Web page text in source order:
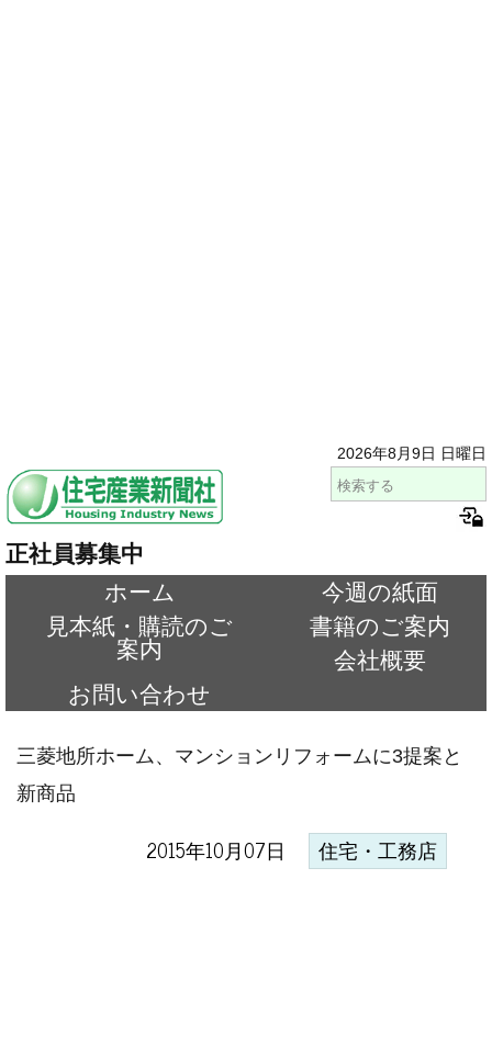
2026年8月9日 日曜日
正社員募集中
ホーム
今週の紙面
見本紙・購読のご
案内
書籍のご案内
会社概要
お問い合わせ
三菱地所ホーム、マンションリフォームに3提案と
新商品
2015年10月07日 住宅・工務店